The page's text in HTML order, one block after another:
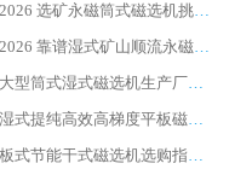
2026 选矿永磁筒式磁选机挑选指南 华体会手机网页版-华体会(中国) 推荐品牌行业口碑佳实力突出
2026 靠谱湿式矿山顺流永磁筒式磁选机选购，国内专业生产厂家华体会手机网页版-华体会(中国) 综合实力出众
大型筒式湿式磁选机生产厂家怎么选?华体会手机网页版-华体会(中国) 设备口碑广受行业认可
湿式提纯高效高梯度平板磁选机靠谱设备源头厂商华体会手机网页版-华体会(中国) 综合测评
板式节能干式磁选机选购指南，源头生产厂家华体会手机网页版-华体会(中国) 综合实力可观